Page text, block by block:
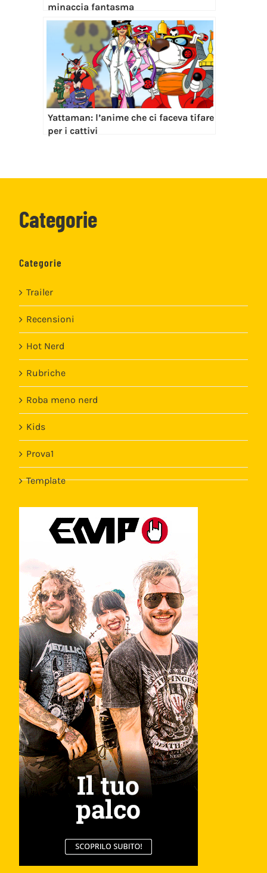
minaccia fantasma
Yattaman: l’anime che ci faceva tifare
per i cattivi
Categorie
Categorie
Trailer
Recensioni
Hot Nerd
Rubriche
Roba meno nerd
Kids
Prova1
Template